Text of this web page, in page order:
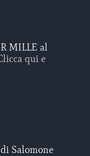
MILLE al
qui e
Salomone